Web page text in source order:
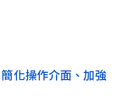
化操作介面、加強